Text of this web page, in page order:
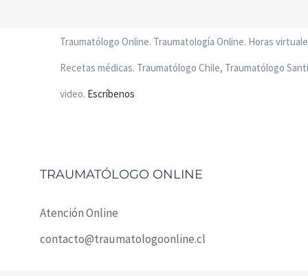
Traumatólogo Online. Traumatología Online. Horas
Recetas médicas. Traumatólogo Chile, Traumatólogo
video. Escríbenos
TRAUMATÓLOGO ONLINE
Atención Online
contacto@traumatologoonline.cl